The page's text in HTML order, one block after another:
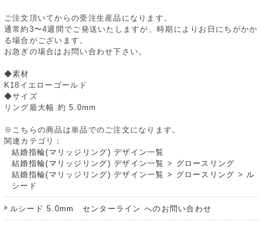
ご注文頂いてからの受注生産品になります。
通常約3〜4週間でご発送いたしますが、時期によりお日にちがかか
る場合がございます。
お急ぎの場合はお問い合わせ下さい。
◆素材
K18イエローゴールド
◆サイズ
リング最大幅 約 5.0mm
※こちらの商品は単品でのご注文になります。
関連カテゴリ：
結婚指輪(マリッジリング) デザイン一覧
結婚指輪(マリッジリング) デザイン一覧 > グロースリング
結婚指輪(マリッジリング) デザイン一覧 > グロースリング > ル
シード
ルシード 5.0mm センターライン へのお問い合わせ